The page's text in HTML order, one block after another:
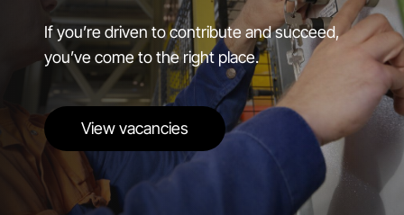
If you’re driven to contribute and succeed,
you’ve come to the right place.
View vacancies